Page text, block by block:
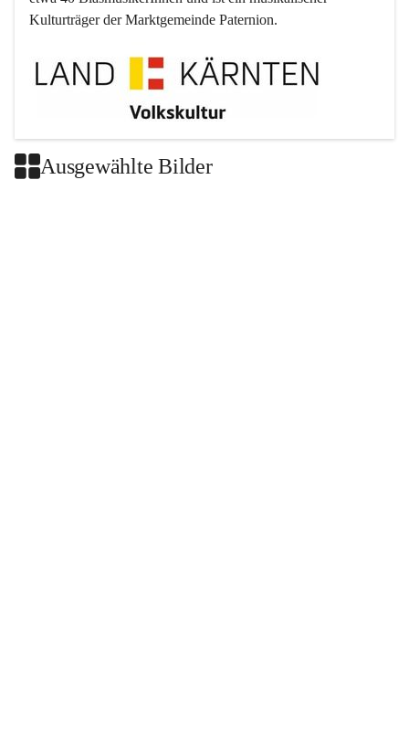
Kulturträger der Marktgemeinde Paternion.
Ausgewählte Bilder